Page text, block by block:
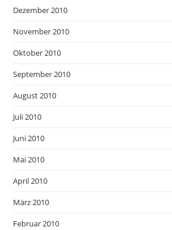
Dezember 2010
November 2010
Oktober 2010
September 2010
August 2010
Juli 2010
Juni 2010
Mai 2010
April 2010
März 2010
Februar 2010